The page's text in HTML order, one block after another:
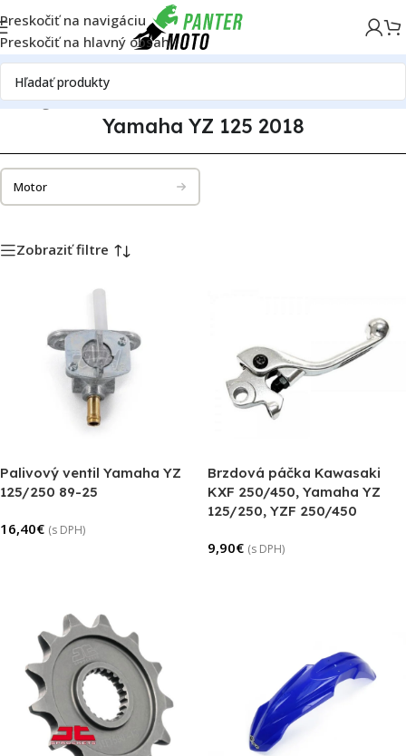
Preskočiť na navigáciu
Preskočiť na hlavný obsah
Katalóg motoriekYamahaYamaha YZ 125Yamaha YZ 125 2018
Yamaha YZ 125 2018
Motor
Zobraziť filtre
Palivový ventil Yamaha YZ
125/250 89-25
16,40€ (s DPH)
Brzdová páčka Kawasaki
KXF 250/450, Yamaha YZ
125/250, YZF 250/450
9,90€ (s DPH)